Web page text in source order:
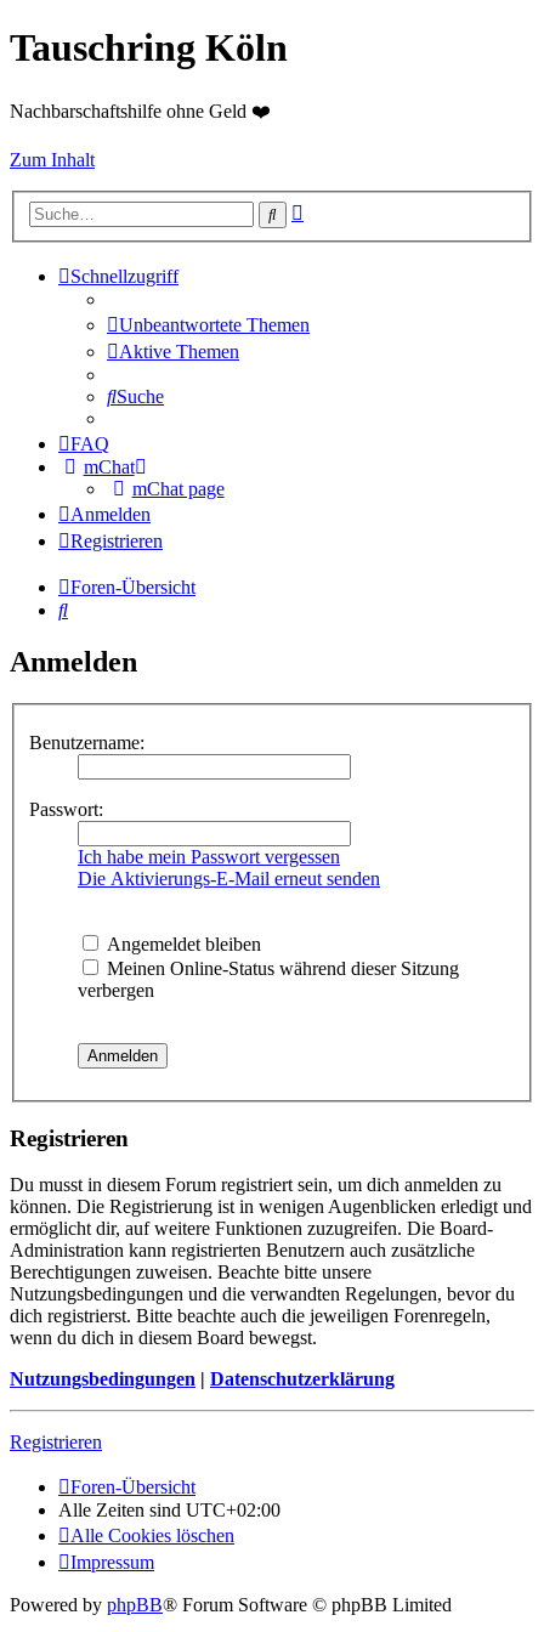
Tauschring Köln
Nachbarschaftshilfe ohne Geld ❤️
Zum Inhalt
Suche
Schnellzugriff
Unbeantwortete Themen
Aktive Themen
Suche
FAQ
mChat
mChat page
Anmelden
Registrieren
Foren-Übersicht
Suche
Anmelden
Benutzername:
Passwort:
Ich habe mein Passwort vergessen
Die Aktivierungs-E-Mail erneut senden
Angemeldet bleiben
Meinen Online-Status während dieser Sitzung
verbergen
Registrieren
Du musst in diesem Forum registriert sein, um dich anmelden zu
können. Die Registrierung ist in wenigen Augenblicken erledigt und
ermöglicht dir, auf weitere Funktionen zuzugreifen. Die Board-
Administration kann registrierten Benutzern auch zusätzliche
Berechtigungen zuweisen. Beachte bitte unsere
Nutzungsbedingungen und die verwandten Regelungen, bevor du
dich registrierst. Bitte beachte auch die jeweiligen Forenregeln,
wenn du dich in diesem Board bewegst.
Nutzungsbedingungen | Datenschutzerklärung
Registrieren
Foren-Übersicht
Alle Zeiten sind UTC+02:00
Alle Cookies löschen
Impressum
Powered by phpBB® Forum Software © phpBB Limited